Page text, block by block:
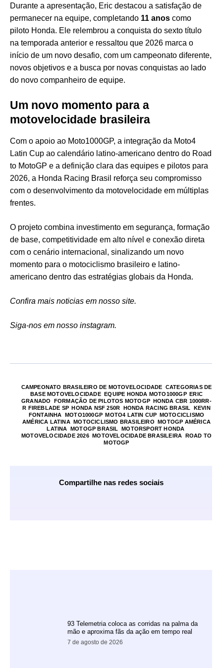
Durante a apresentação, Eric destacou a satisfação de
permanecer na equipe, completando 11 anos como
piloto Honda. Ele relembrou a conquista do sexto título
na temporada anterior e ressaltou que 2026 marca o
início de um novo desafio, com um campeonato diferente,
novos objetivos e a busca por novas conquistas ao lado
do novo companheiro de equipe.
Um novo momento para a
motovelocidade brasileira
Com o apoio ao Moto1000GP, a integração da Moto4
Latin Cup ao calendário latino-americano dentro do Road
to MotoGP e a definição clara das equipes e pilotos para
2026, a Honda Racing Brasil reforça seu compromisso
com o desenvolvimento da motovelocidade em múltiplas
frentes.
O projeto combina investimento em segurança, formação
de base, competitividade em alto nível e conexão direta
com o cenário internacional, sinalizando um novo
momento para o motociclismo brasileiro e latino-
americano dentro das estratégias globais da Honda.
Confira mais noticias em nosso site.
Siga-nos em nosso instagram.
CAMPEONATO BRASILEIRO DE MOTOVELOCIDADE CATEGORIAS DE
BASE MOTOVELOCIDADE,EQUIPE HONDA MOTO1000GP,ERIC
GRANADO
FORMAÇÃO DE PILOTOS MOTOGP, HONDA CBR 1000RR-
R FIREBLADE SP,HONDA NSF 250R HONDA RACING BRASIL
KEVIN
FONTAINHA MOTO1000GP,MOTO4 LATIN CUP, MOTOCICLISMO
AMÉRICA LATINA,MOTOCICLISMO BRASILEIRO ,MOTOGP AMÉRICA
LATINA ,MOTOGP BRASIL ,MOTORSPORT HONDA
MOTOVELOCIDADE 2026,MOTOVELOCIDADE BRASILEIRA ROAD TO
MOTOGP
Compartilhe nas redes sociais
93 Telemetria coloca as corridas na palma da
mão e aproxima fãs da ação em tempo real
7 de agosto de 2026